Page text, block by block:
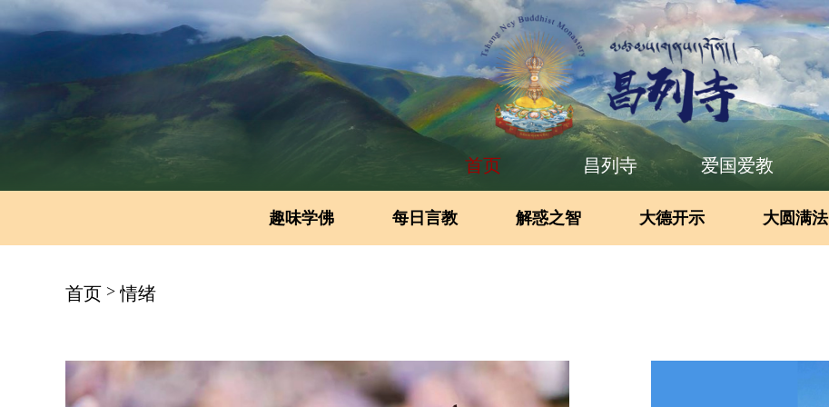
首页 昌列寺 爱国爱教
趣味学佛 每日言教 解惑之智 大德开示 大圆满法
首页 > 情绪